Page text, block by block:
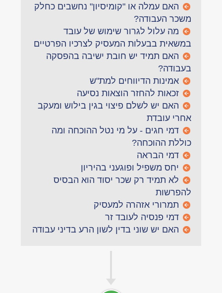
האם עמלה או "קומיסיון" נחשבים כחלק
משכר העבודה?
מה עלול לגרור שימוש של עובד
במשאית בבעלות המעסיק לצרכיו הפרטיים
האם תמיד יש חובת ישיבה בהפסקה
בעבודה?
אמינות הדיווחים למת"ש
זכאות להחזר הוצאות נסיעה
האם יש לשלם פיצוי בגין בילוש ומעקב
אחרי עובדת
דמי חגים - על מי נטל ההוכחה ומה
כוללת ההוכחה?
דמי הבראה
יחס משפיל ופוגעני בהיריון
לא תמיד רק שכר יסוד הוא הבסיס
להפרשות
תמרורי אזהרה למעסיק
דמי פנסיה לעובד זר
האם יש שוני בדין לשון הרע בדיני עבודה